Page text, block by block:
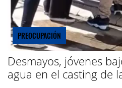
PREOCUPACIÓN
Desmayos, jóvenes
agua en el casting de